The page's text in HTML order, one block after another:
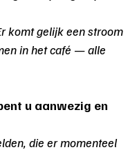
komt gelijk een stroom
in het café — alle
u aanwezig en
die er momenteel